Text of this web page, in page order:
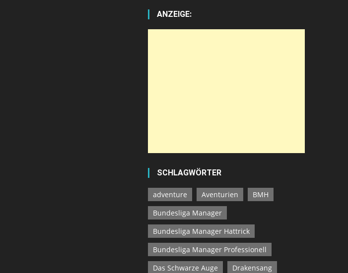
ANZEIGE:
SCHLAGWÖRTER
adventure Aventurien
BMH
Bundesliga Manager
Bundesliga Manager Hattrick
Bundesliga Manager Professionell
Das Schwarze Auge
Drakensang